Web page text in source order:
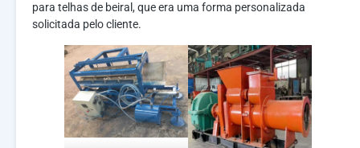
para telhas de beiral, que era uma forma personalizada
solicitada pelo cliente.